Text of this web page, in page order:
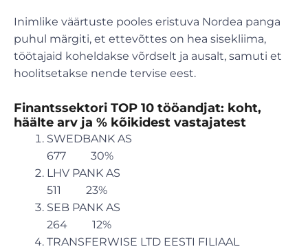
Inimlike väärtuste pooles eristuva Nordea panga
puhul märgiti, et ettevõttes on hea sisekliima,
töötajaid koheldakse võrdselt ja ausalt, samuti et
hoolitsetakse nende tervise eest.
Finantssektori TOP 10 tööandjat: koht,
häälte arv ja % kõikidest vastajatest
SWEDBANK AS
677 30%
LHV PANK AS
511 23%
SEB PANK AS
264 12%
TRANSFERWISE LTD EESTI FILIAAL